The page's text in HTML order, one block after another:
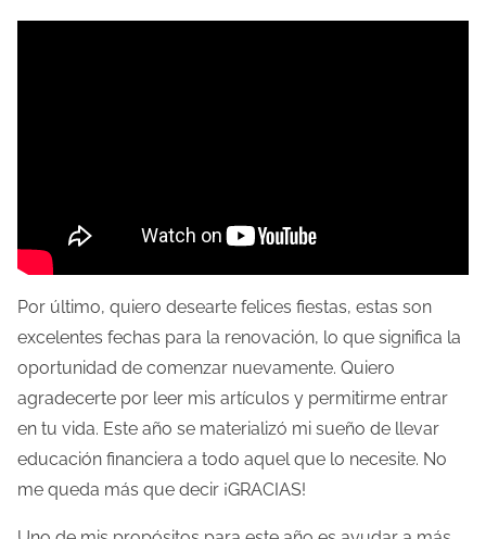
Por último, quiero desearte felices fiestas, estas son
excelentes fechas para la renovación, lo que significa la
oportunidad de comenzar nuevamente. Quiero
agradecerte por leer mis artículos y permitirme entrar
en tu vida. Este año se materializó mi sueño de llevar
educación financiera a todo aquel que lo necesite. No
me queda más que decir ¡GRACIAS!